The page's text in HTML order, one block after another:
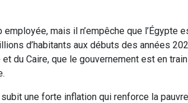
mais il n’empêche que
d’habitants aux débuts des années
du Caire, que le gouvernement est en
une forte inflation qui renforce la